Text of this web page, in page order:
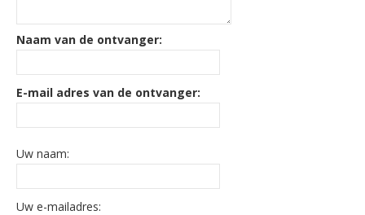
Naam van de ontvanger:
E-mail adres van de ontvanger:
Uw naam:
Uw e-mailadres: